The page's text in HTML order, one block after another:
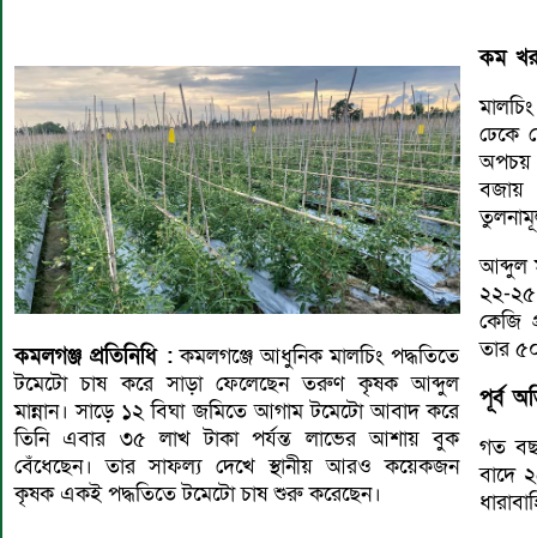
কমলগঞ্জ প্রতিনিধি : কমলগঞ্জে আধুনিক মালচিং পদ্ধতিতে
টমেটো চাষ করে সাড়া ফেলেছেন তরুণ কৃষক আব্দুল
মান্নান। সাড়ে ১২ বিঘা জমিতে আগাম টমেটো আবাদ করে
তিনি এবার ৩৫ লাখ টাকা পর্যন্ত লাভের আশায় বুক
বেঁধেছেন। তার সাফল্য দেখে স্থানীয় আরও কয়েকজন
কৃষক একই পদ্ধতিতে টমেটো চাষ শুরু করেছেন।
কম
ঢেকে
অপচয়
বজায়
আব্দুল
২২-২৫
কেজি
তার
পূর্ব
গত
বাদে